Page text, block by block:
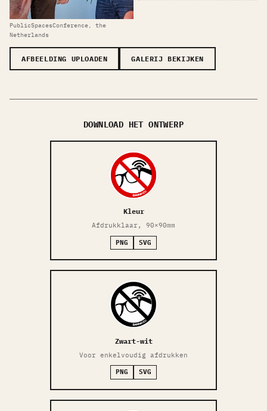
PublicSpacesConference, the
Netherlands
AFBEELDING UPLOADEN GALERIJ BEKIJKEN
DOWNLOAD HET ONTWERP
Kleur
Afdrukklaar, 90×90mm
PNG SVG
Zwart-wit
Voor enkelvoudig afdrukken
PNG SVG